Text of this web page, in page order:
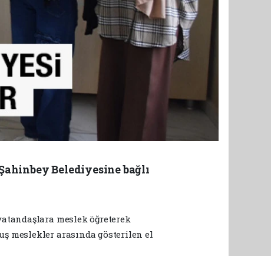
Belediyesine bağlı
meslek öğreterek
meslekler arasında gösterilen el